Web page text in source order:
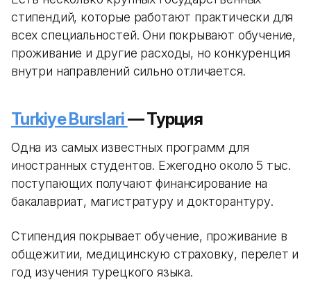
стипендий, которые работают практически для
всех специальностей. Они покрывают обучение,
проживание и другие расходы, но конкуренция
внутри направлений сильно отличается.
Turkiye Burslari— Турция
Одна из самых известных программ для
иностранных студентов. Ежегодно около 5 тыс.
поступающих получают финансирование на
бакалавриат, магистратуру и докторантуру.
Стипендия покрывает обучение, проживание в
общежитии, медицинскую страховку, перелет и
год изучения турецкого языка.